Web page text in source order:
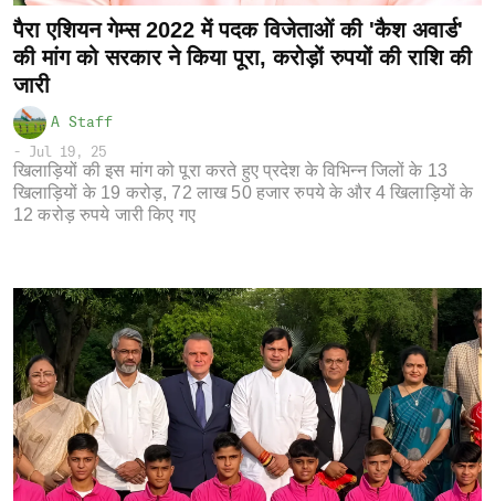
पैरा एशियन गेम्स 2022 में पदक विजेताओं की 'कैश अवार्ड'
की मांग को सरकार ने किया पूरा, करोड़ों रुपयों की राशि की
जारी
A Staff
- Jul 19, 25
खिलाड़ियों की इस मांग को पूरा करते हुए प्रदेश के विभिन्न जिलों के 13
खिलाड़ियों के 19 करोड़, 72 लाख 50 हजार रुपये के और 4 खिलाड़ियों के
12 करोड़ रुपये जारी किए गए